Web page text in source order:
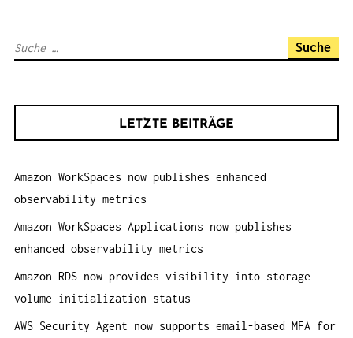
V
T
S
a
c
h
:
LETZTE BEITRÄGE
Amazon WorkSpaces now publishes enhanced
observability metrics
Amazon WorkSpaces Applications now publishes
enhanced observability metrics
Amazon RDS now provides visibility into storage
volume initialization status
AWS Security Agent now supports email-based MFA for